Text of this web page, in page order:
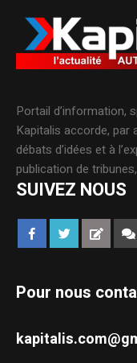
Portail d’information,
Kapitalis accorde, par
débats d’idées et à
publication de
SUIVEZ NOUS
Pour nous